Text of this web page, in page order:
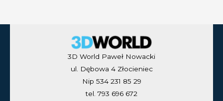
3D World Paweł Nowacki
ul. Dębowa 4 Złocieniec
Nip 534 231 85 29
tel. 793 696 672